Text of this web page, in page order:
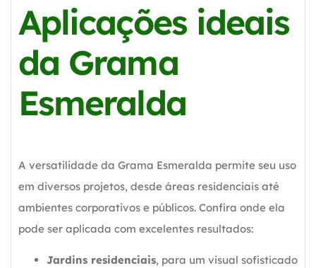
Aplicações ideais
da Grama
Esmeralda
A versatilidade da Grama Esmeralda permite seu uso
em diversos projetos, desde áreas residenciais até
ambientes corporativos e públicos. Confira onde ela
pode ser aplicada com excelentes resultados:
Jardins residenciais, para um visual sofisticado